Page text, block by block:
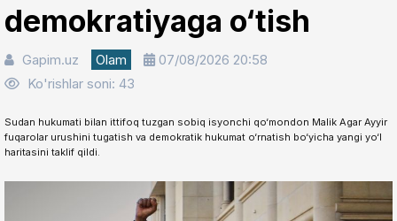
demokratiyaga o‘tish
Gapim.uz Olam
07/08/2026 20:58
Ko'rishlar soni: 43
Sudan hukumati bilan ittifoq tuzgan sobiq isyonchi qo‘mondon Malik Agar Ayyir
fuqarolar urushini tugatish va demokratik hukumat o‘rnatish bo‘yicha yangi yo‘l
haritasini taklif qildi.